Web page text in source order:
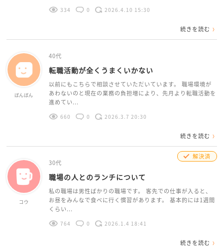
334 0 2026.4.10 15:30
続きを読む
ぼんぼん
40代
転職活動が全くうまくいかない
以前にもこちらで相談させていただいています。 職場環境が
あわないのと現在の業務の負担増により、先月より転職活動を
進めてい...
660 0 2026.3.7 20:30
続きを読む
コウ
解決済
30代
職場の人とのランチについて
私の職場は男性ばかりの職場です。 客先での仕事が入ると、
お昼をみんなで食べに行く慣習があります。 基本的には1週間
くらい...
764 0 2026.1.4 18:41
続きを読む